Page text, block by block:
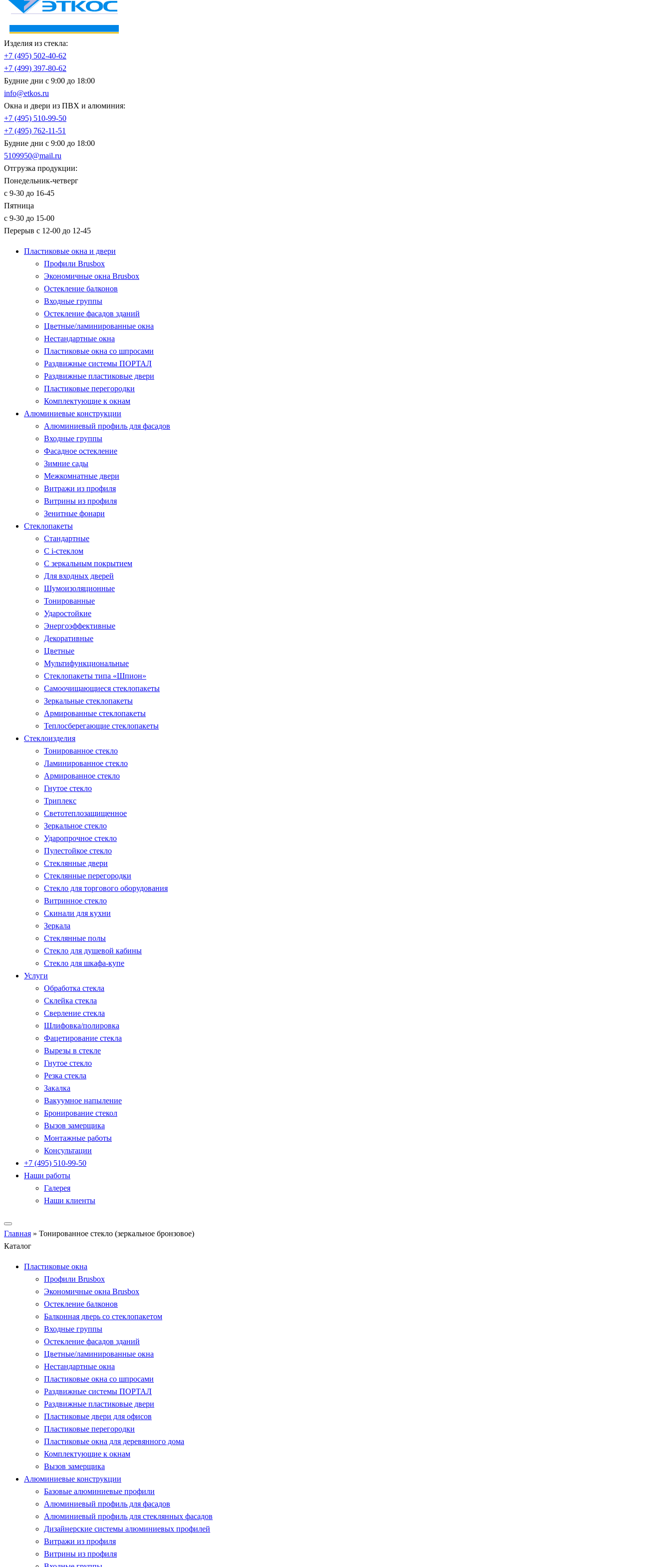
Изделия из стекла:
+7 (495) 502-40-62
+7 (499) 397-80-62
Будние дни с 9:00 до 18:00
info@etkos.ru
Окна и двери из ПВХ и алюминия:
+7 (495) 510-99-50
+7 (495) 762-11-51
Будние дни с 9:00 до 18:00
5109950@mail.ru
Отгрузка продукции:
Понедельник-четверг
с 9-30 до 16-45
Пятница
с 9-30 до 15-00
Перерыв с 12-00 до 12-45
Пластиковые окна и двери
Профили Brusbox
Экономичные окна Brusbox
Остекление балконов
Входные группы
Остекление фасадов зданий
Цветные/ламинированные окна
Нестандартные окна
Пластиковые окна со шпросами
Раздвижные системы ПОРТАЛ
Раздвижные пластиковые двери
Пластиковые перегородки
Комплектующие к окнам
Алюминиевые конструкции
Алюминиевый профиль для фасадов
Входные группы
Фасадное остекление
Зимние сады
Межкомнатные двери
Витражи из профиля
Витрины из профиля
Зенитные фонари
Стеклопакеты
Стандартные
С i-стеклом
С зеркальным покрытием
Для входных дверей
Шумоизоляционные
Тонированные
Ударостойкие
Энергоэффективные
Декоративные
Цветные
Мультифункциональные
Стеклопакеты типа «Шпион»
Самоочищающиеся стеклопакеты
Зеркальные стеклопакеты
Армированные стеклопакеты
Теплосберегающие стеклопакеты
Стеклоизделия
Тонированное стекло
Ламинированное стекло
Армированное стекло
Гнутое стекло
Триплекс
Светотеплозащищенное
Зеркальное стекло
Ударопрочное стекло
Пулестойкое стекло
Стеклянные двери
Стеклянные перегородки
Стекло для торгового оборудования
Витринное стекло
Скинали для кухни
Зеркала
Стеклянные полы
Стекло для душевой кабины
Стекло для шкафа-купе
Услуги
Обработка стекла
Склейка стекла
Сверление стекла
Шлифовка/полировка
Фацетирование стекла
Вырезы в стекле
Гнутое стекло
Резка стекла
Закалка
Вакуумное напыление
Бронирование стекол
Вызов замерщика
Монтажные работы
Консультации
+7 (495) 510-99-50
Наши работы
Галерея
Наши клиенты
Главная » Тонированное стекло (зеркальное бронзовое)
Каталог
Пластиковые окна
Профили Brusbox
Экономичные окна Brusbox
Остекление балконов
Балконная дверь со стеклопакетом
Входные группы
Остекление фасадов зданий
Цветные/ламинированные окна
Нестандартные окна
Пластиковые окна со шпросами
Раздвижные системы ПОРТАЛ
Раздвижные пластиковые двери
Пластиковые двери для офисов
Пластиковые перегородки
Пластиковые окна для деревянного дома
Комплектующие к окнам
Вызов замерщика
Алюминиевые конструкции
Базовые алюминиевые профили
Алюминиевый профиль для фасадов
Алюминиевый профиль для стеклянных фасадов
Дизайнерские системы алюминиевых профилей
Витражи из профиля
Витрины из профиля